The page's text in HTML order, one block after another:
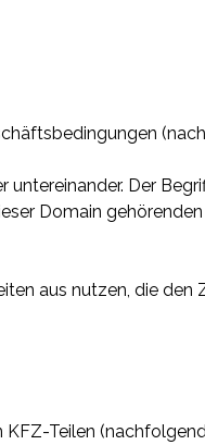
Der
Domain
aus nutzen, die den
KFZ-Teilen